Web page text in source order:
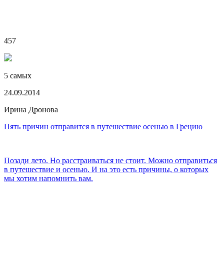
457
5 самых
24.09.2014
Ирина Дронова
Пять причин отправится в путешествие осенью в Грецию
Позади лето. Но расстраиваться не стоит. Можно отправиться
в путешествие и осенью. И на это есть причины, о которых
мы хотим напомнить вам.